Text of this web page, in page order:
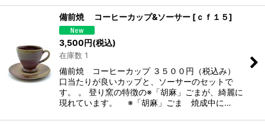
備前焼 コーヒーカップ&ソーサー [ ｃｆ１５]
3,500円(税込)
在庫数 1
備前焼 コーヒーカップ ３５００円（税込み）
口当たりが良いカップと、ソーサーのセットで
す。 。 登り窯の特徴の※「胡麻」ごまが、綺麗に
現れています。 ※「胡麻」ごま 焼成中に…